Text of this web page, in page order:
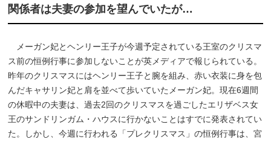
関係者は夫妻の参加を望んでいたが…
メーガン妃とヘンリー王子が今週予定されている王室のクリスマ
ス前の恒例行事に参加しないことが英メディアで報じられている。
昨年のクリスマスにはヘンリー王子と腕を組み、赤い衣装に身を包
んだキャサリン妃と肩を並べて歩いていたメーガン妃。現在6週間
の休暇中の夫妻は、過去2回のクリスマスを過ごしたエリザベス女
王のサンドリンガム・ハウスに行かないことはすでに発表されてい
た。しかし、今週に行われる「プレクリスマス」の恒例行事は、宮